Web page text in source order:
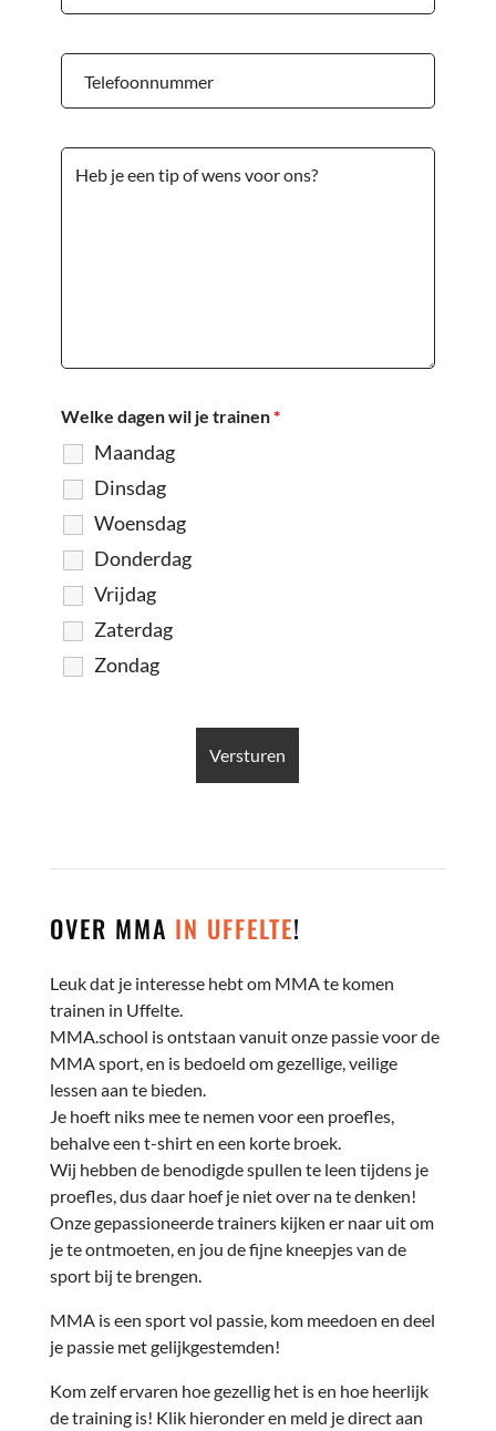
Welke dagen wil je trainen*
Maandag
Dinsdag
Woensdag
Donderdag
Vrijdag
Zaterdag
Zondag
OVER MMA IN UFFELTE!
Leuk dat je interesse hebt om MMA te komen
trainen in Uffelte.
MMA.school is ontstaan vanuit onze passie voor de
MMA sport, en is bedoeld om gezellige, veilige
lessen aan te bieden.
Je hoeft niks mee te nemen voor een proefles,
behalve een t-shirt en een korte broek.
Wij hebben de benodigde spullen te leen tijdens je
proefles, dus daar hoef je niet over na te denken!
Onze gepassioneerde trainers kijken er naar uit om
je te ontmoeten, en jou de fijne kneepjes van de
sport bij te brengen.
MMA is een sport vol passie, kom meedoen en deel
je passie met gelijkgestemden!
Kom zelf ervaren hoe gezellig het is en hoe heerlijk
de training is! Klik hieronder en meld je direct aan